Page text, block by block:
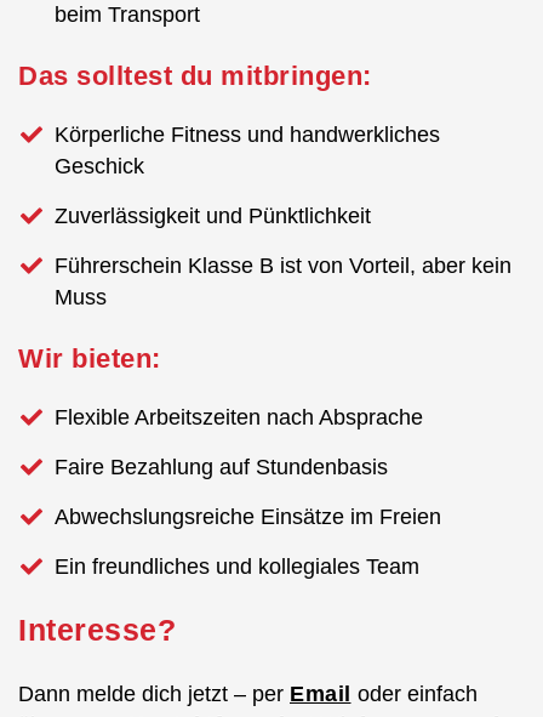
beim Transport
Das solltest du mitbringen:
Körperliche Fitness und handwerkliches
Geschick
Zuverlässigkeit und Pünktlichkeit
Führerschein Klasse B ist von Vorteil, aber kein
Muss
Wir bieten:
Flexible Arbeitszeiten nach Absprache
Faire Bezahlung auf Stundenbasis
Abwechslungsreiche Einsätze im Freien
Ein freundliches und kollegiales Team
Interesse?
Dann melde dich jetzt – per Email oder einfach